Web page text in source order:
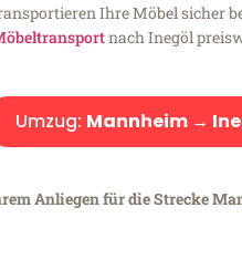
Ihre Möbel sicher
nach Inegöl
Umzug: Mannheim →
Anliegen für die Strecke